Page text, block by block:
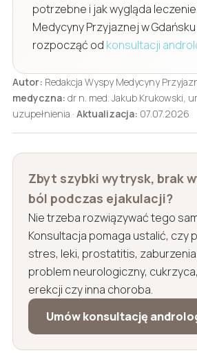
potrzebne i jak wygląda
Medycyny Przyjaznej w
rozpocząć od konsultacji
Autor: Redakcja Wyspy Medycyny
medyczna: dr n. med. Jakub Krukowski,
uzupełnienia · Aktualizacja: 07.07.2026
Zbyt szybki wytrysk, brak
ból podczas ejakulacji?
Nie trzeba rozwiązywać tego
Konsultacja pomaga ustalić, czy
stres, leki, prostatitis,
problem neurologiczny,
erekcji czy inna choroba.
Umów konsultację